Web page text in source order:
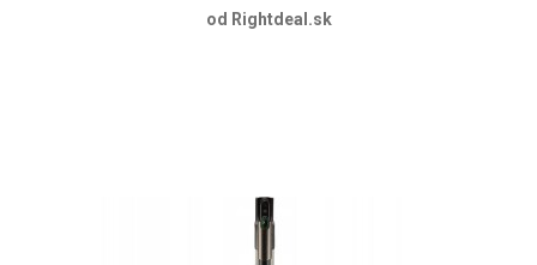
od Rightdeal.sk